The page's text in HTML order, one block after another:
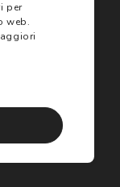
sui prodotti
per
web.